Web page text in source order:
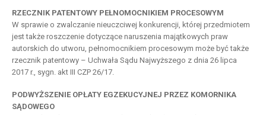
RZECZNIK PATENTOWY PEŁNOMOCNIKIEM PROCESOWYM
W sprawie o zwalczanie nieuczciwej konkurencji, której przedmiotem
jest także roszczenie dotyczące naruszenia majątkowych praw
autorskich do utworu, pełnomocnikiem procesowym może być także
rzecznik patentowy – Uchwała Sądu Najwyższego z dnia 26 lipca
2017 r., sygn. akt III CZP 26/17.
PODWYŻSZENIE OPŁATY EGZEKUCYJNEJ PRZEZ KOMORNIKA
SĄDOWEGO